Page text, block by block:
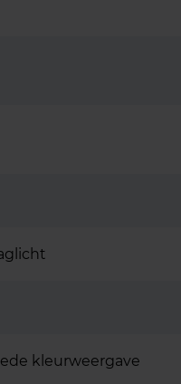
kleurweergave